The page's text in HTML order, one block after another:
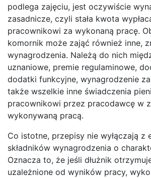
podlega zajęciu, jest oczywiście
zasadnicze, czyli stała kwota
pracownikowi za wykonaną pracę.
komornik może zająć również inne,
wynagrodzenia. Należą do nich
uznaniowe, premie regulaminowe,
dodatki funkcyjne, wynagrodzenie
także wszelkie inne świadczenia
pracownikowi przez pracodawcę w
wykonywaną pracą.
Co istotne, przepisy nie wyłączają z
składników wynagrodzenia o
Oznacza to, że jeśli dłużnik
uzależnione od wyników pracy,